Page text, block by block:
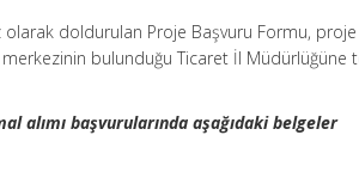
doldurulan Proje Başvuru Formu, proje
bulunduğu Ticaret İl Müdürlüğüne
başvurularında aşağıdaki belgeler